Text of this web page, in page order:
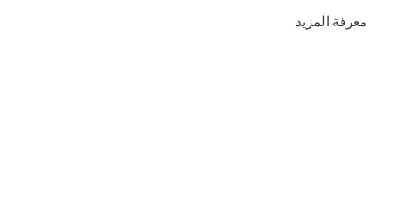
معرفة المزيد